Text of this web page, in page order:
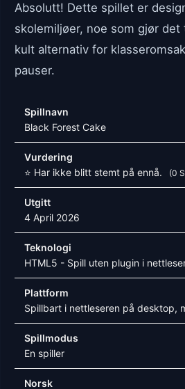
Absolutt! Dette spillet er
skolemiljøer, noe som gjør
kult alternativ for
pauser.
Spillnavn
Black Forest Cake
Vurdering
⭐ Har ikke blitt stemt på ennå.
(0
Utgitt
4 April 2026
Teknologi
HTML5 - Spill uten plugin i
Plattform
Spillbart i nettleseren på desktop,
Spillmodus
En spiller
Norsk